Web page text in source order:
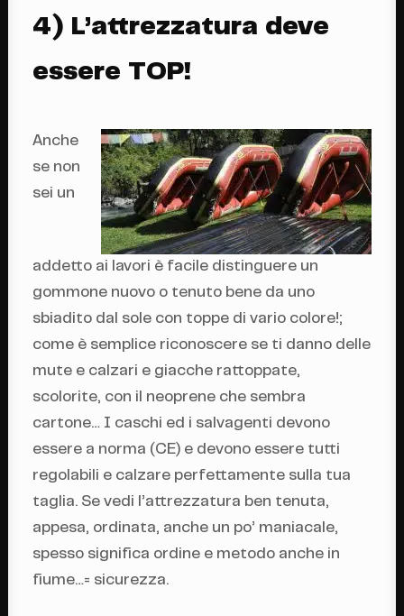
4) L’attrezzatura deve
essere TOP!
Anche
se non
sei un
addetto ai lavori è facile distinguere un
gommone nuovo o tenuto bene da uno
sbiadito dal sole con toppe di vario colore!;
come è semplice riconoscere se ti danno delle
mute e calzari e giacche rattoppate,
scolorite, con il neoprene che sembra
cartone… I caschi ed i salvagenti devono
essere a norma (CE) e devono essere tutti
regolabili e calzare perfettamente sulla tua
taglia. Se vedi l’attrezzatura ben tenuta,
appesa, ordinata, anche un po’ maniacale,
spesso significa ordine e metodo anche in
fiume…= sicurezza.